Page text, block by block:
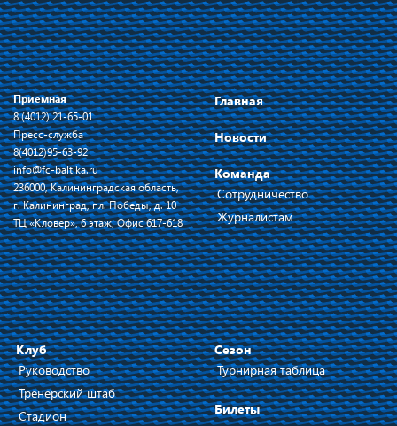
Приемная
8 (4012) 21-65-01
Пресс-служба
8(4012)95-63-92
info@fc-baltika.ru
236000, Калининградская область,
г. Калининград, пл. Победы, д. 10
ТЦ «Кловер», 6 этаж, Офис 617-618
Главная
Новости
Команда
Сотрудничество
Журналистам
Клуб
Руководство
Тренерский штаб
Стадион
Сезон
Турнирная таблица
Билеты